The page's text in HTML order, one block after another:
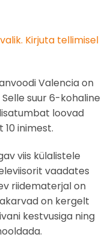
Kirjuta tellimisel
Valencia on
suur 6-kohaline
loovad
inimest.
viis külalistele
vaadates
riidematerjal on
on kergelt
kestvusiga ning